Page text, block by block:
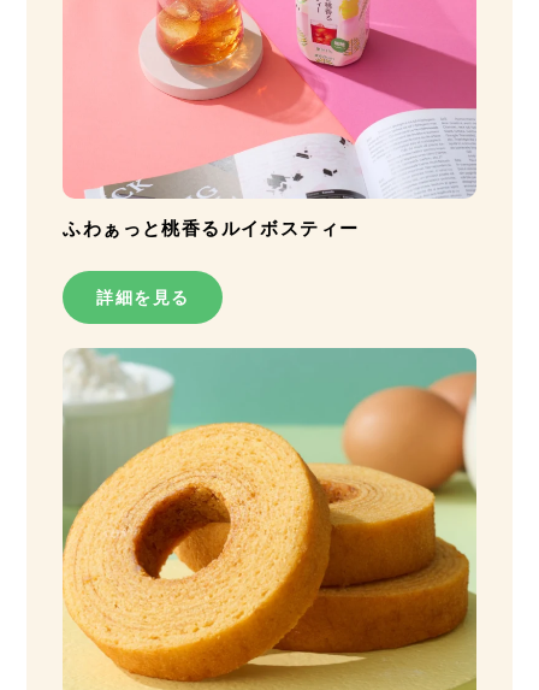
ふわぁっと桃香るルイボスティー
詳細を見る